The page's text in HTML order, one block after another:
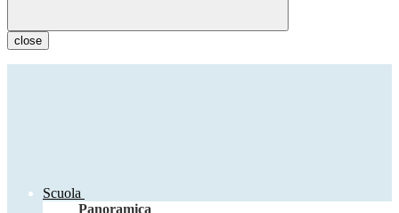
close
Scuola
Panoramica